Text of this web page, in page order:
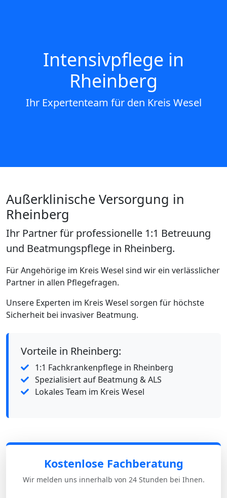
Intensivpflege in
Rheinberg
Ihr Expertenteam für den Kreis Wesel
Außerklinische Versorgung in
Rheinberg
Ihr Partner für professionelle 1:1 Betreuung
und Beatmungspflege in Rheinberg.
Für Angehörige im Kreis Wesel sind wir ein verlässlicher
Partner in allen Pflegefragen.
Unsere Experten im Kreis Wesel sorgen für höchste
Sicherheit bei invasiver Beatmung.
Vorteile in Rheinberg:
1:1 Fachkrankenpflege in Rheinberg
Spezialisiert auf Beatmung & ALS
Lokales Team im Kreis Wesel
Kostenlose Fachberatung
Wir melden uns innerhalb von 24 Stunden bei Ihnen.